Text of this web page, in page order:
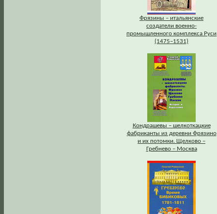
Фрязины – итальянские
создатели военно-
промышленного комплекса Руси
(1475–1531)
Кондрашевы – шелкоткацкие
фабриканты из деревни Фрязино
и их потомки. Щелково –
Гребнево – Москва